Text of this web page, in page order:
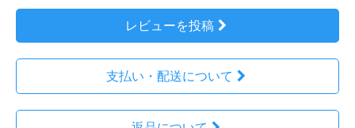
レビューを投稿
支払い・配送について